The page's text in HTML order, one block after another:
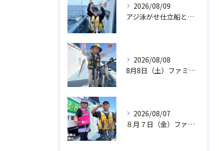
2026/08/09
アジ泳がせ仕立船とスルメイカ船
2026/08/08
8月8日（土）ファミリーアジ
2026/08/07
８月７日（金）ファミリフィッシング